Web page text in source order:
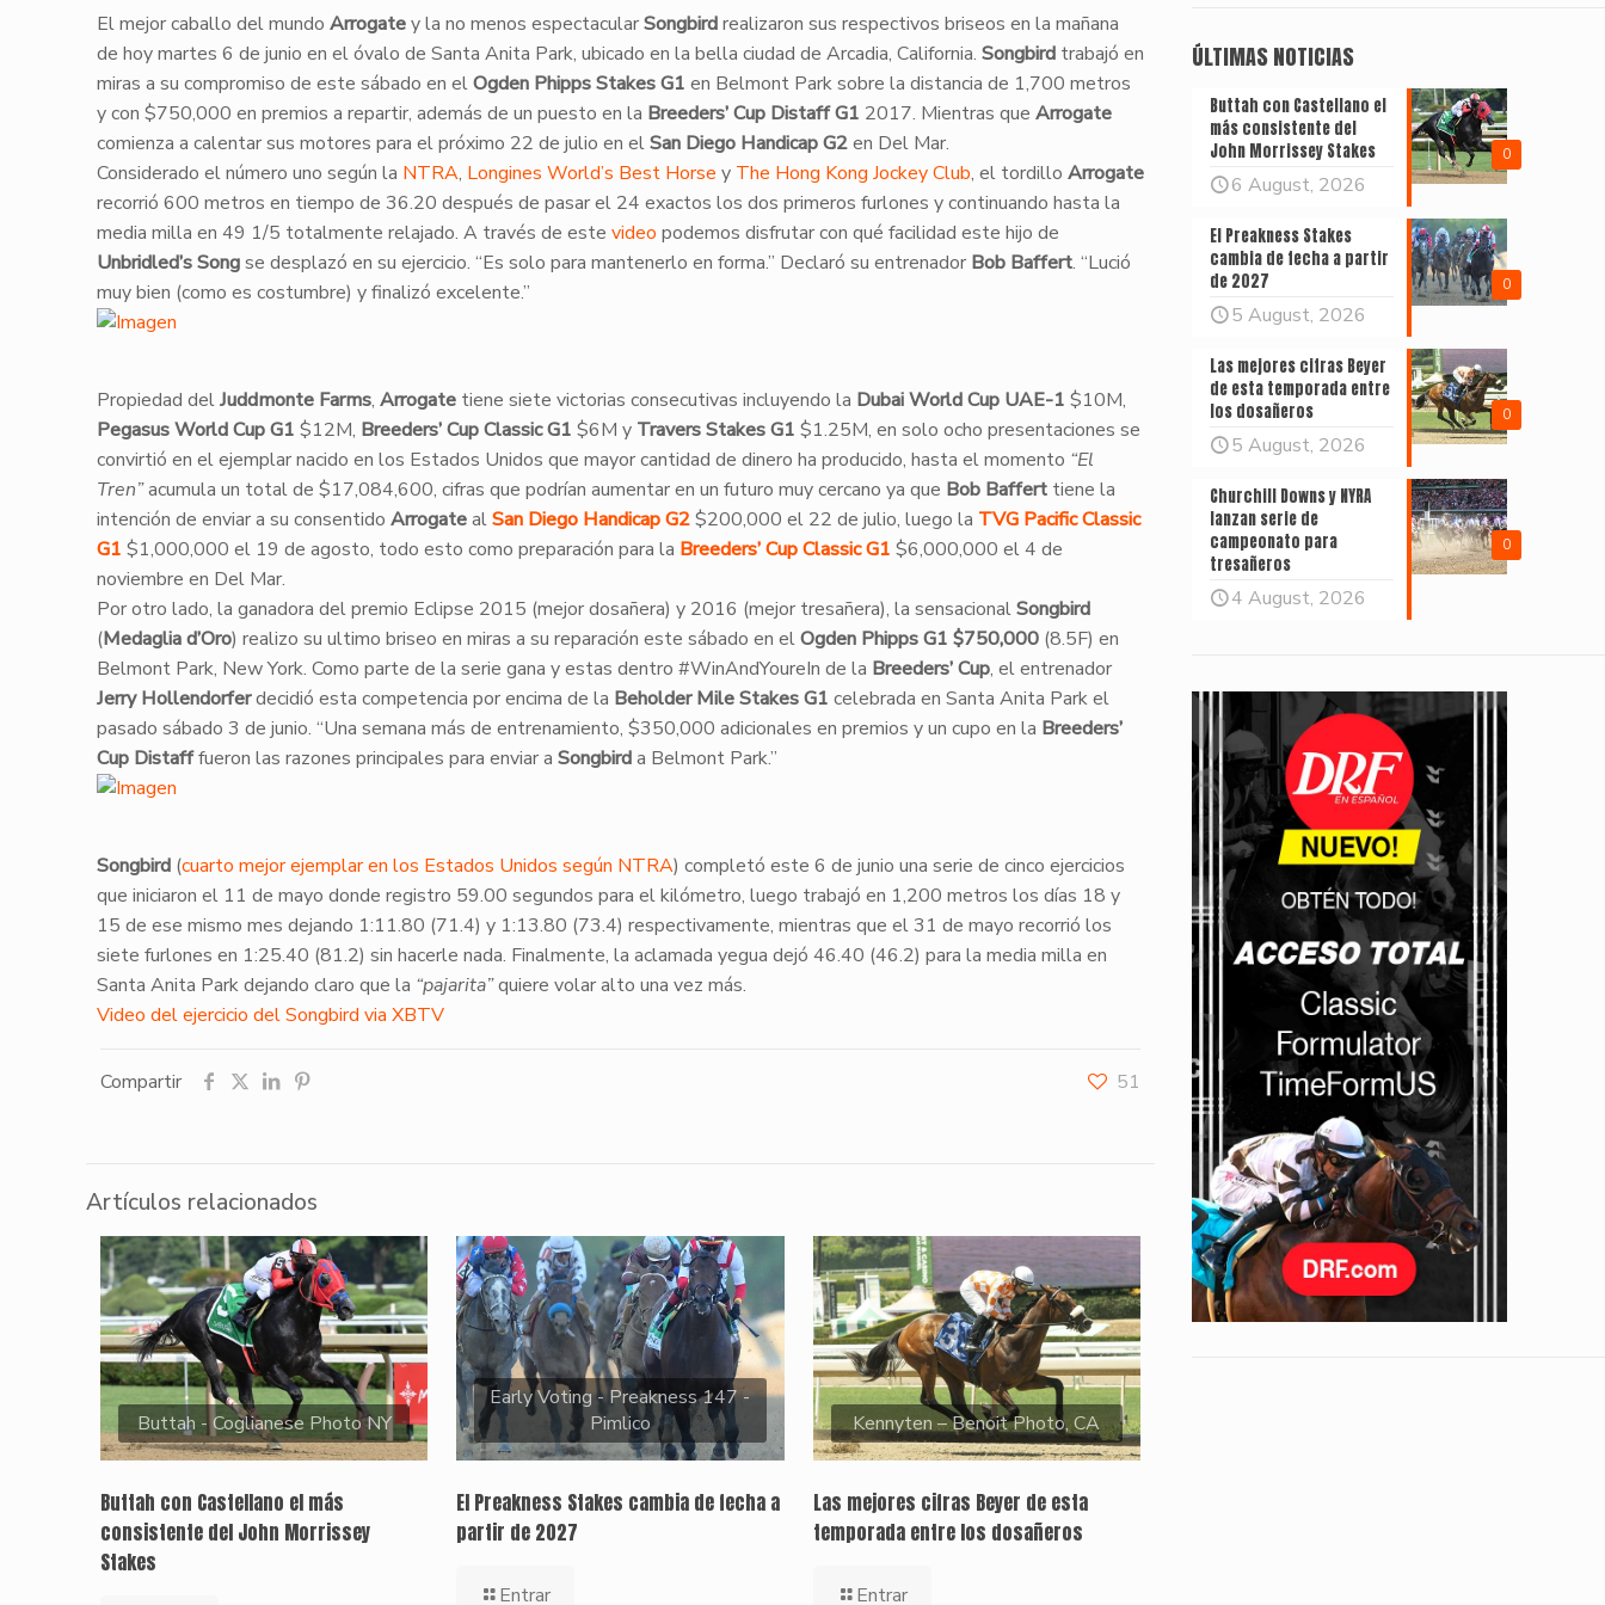
​El mejor caballo del mundo Arrogatey la no menos espectacularSongbirdrealizaron sus respectivos briseos en la mañana
de hoy martes 6 de junio en el óvalo de Santa Anita Park, ubicado en la bella ciudad de Arcadia, California. Songbird trabajó en
miras a su compromiso de este sábado en elOgden Phipps Stakes G1 en Belmont Park sobre la distancia de 1,700 metros
y con $750,000 en premios a repartir, además de un puesto en la Breeders’ Cup Distaff G1 2017. Mientras que Arrogate
comienza a calentar sus motores para el próximo 22 de julio en elSan Diego Handicap G2en Del Mar.
​Considerado el número uno según la NTRA, Longines World’s Best Horse y The Hong Kong Jockey Club, el tordillo Arrogate
recorrió 600 metros en tiempo de 36.20 después de pasar el 24 exactos los dos primeros furlones y continuando hasta la
media milla en 49 1/5 totalmente relajado. A través de este video podemos disfrutar con qué facilidad este hijo de
Unbridled’s Songse desplazó en su ejercicio. “Es solo para mantenerlo en forma.” Declaró su entrenador Bob Baffert. “Lució
muy bien (como es costumbre) y finalizó excelente.”
​Propiedad delJuddmonte Farms, Arrogatetiene siete victorias consecutivas incluyendo la Dubai World Cup UAE-1 $10M,
Pegasus World Cup G1 $12M, Breeders’ Cup Classic G1 $6M y Travers Stakes G1 $1.25M, en solo ocho presentaciones se
convirtió en el ejemplar nacido en los Estados Unidos que mayor cantidad de dinero ha producido, hasta el momento “El
Tren”acumula un total de $17,084,600, cifras que podrían aumentar en un futuro muy cercano ya que Bob Bafferttiene la
intención de enviar a su consentido ArrogatealSan Diego Handicap G2$200,000 el 22 de julio, luego la TVG Pacific Classic
G1 $1,000,000 el 19 de agosto, todo esto como preparación para la Breeders’ Cup Classic G1 $6,000,000 el 4 de
noviembre en Del Mar.
​Por otro lado, la ganadora del premio Eclipse 2015 (mejor dosañera) y 2016 (mejor tresañera), la sensacionalSongbird
(Medaglia d’Oro) realizo su ultimo briseo en miras a su reparación este sábado en elOgden Phipps G1 $750,000(8.5F) en
Belmont Park, New York. Como parte de la serie gana y estas dentro #WinAndYoureIn de la Breeders’ Cup, el entrenador
Jerry Hollendorferdecidió esta competencia por encima de la Beholder Mile Stakes G1 celebrada en Santa Anita Park el
pasado sábado 3 de junio. “Una semana más de entrenamiento, $350,000 adicionales en premios y un cupo en la Breeders’
Cup Distafffueron las razones principales para enviar a Songbirda Belmont Park.”
Songbird (cuarto mejor ejemplar en los Estados Unidos según NTRA) completó este 6 de junio una serie de cinco ejercicios
que iniciaron el 11 de mayo donde registro 59.00 segundos para el kilómetro, luego trabajó en 1,200 metros los días 18 y
15 de ese mismo mes dejando 1:11.80 (71.4) y 1:13.80 (73.4) respectivamente, mientras que el 31 de mayo recorrió los
siete furlones en 1:25.40 (81.2) sin hacerle nada. Finalmente, la aclamada yegua dejó 46.40 (46.2) para la media milla en
Santa Anita Park dejando claro que la “pajarita”quiere volar alto una vez más.
Video del ejercicio del Songbird via XBTV
Compartir 51
Artículos relacionados
Buttah - Coglianese Photo NY
Buttah con Castellano el más
consistente del John Morrissey
Stakes
Early Voting - Preakness 147 -
Pimlico
El Preakness Stakes cambia de fecha a
partir de 2027
Entrar
Kennyten – Benoit Photo, CA
Las mejores cifras Beyer de esta
temporada entre los dosañeros
Entrar
ÚLTIMAS NOTICIAS
0
Buttah con Castellano el
más consistente del
John Morrissey Stakes
6 August, 2026
0
El Preakness Stakes
cambia de fecha a partir
de 2027
5 August, 2026
0
Las mejores cifras Beyer
de esta temporada entre
los dosañeros
5 August, 2026
0
Churchill Downs y NYRA
lanzan serie de
campeonato para
tresañeros
4 August, 2026